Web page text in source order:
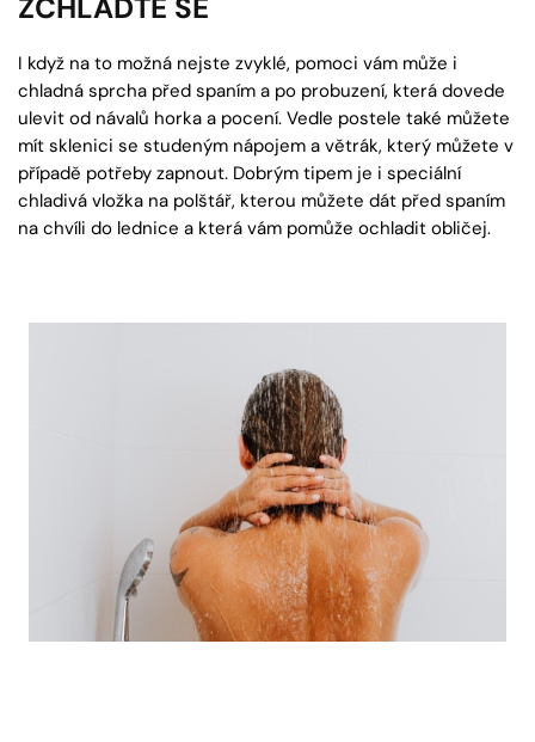
ZCHLAĎTE SE
I když na to možná nejste zvyklé, pomoci vám může i
chladná sprcha před spaním a po probuzení, která dovede
ulevit od návalů horka a pocení. Vedle postele také můžete
mít sklenici se studeným nápojem a větrák, který můžete v
případě potřeby zapnout. Dobrým tipem je i speciální
chladivá vložka na polštář, kterou můžete dát před spaním
na chvíli do lednice a která vám pomůže ochladit obličej.